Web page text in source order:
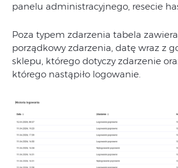
panelu administracyjnego, resecie
Poza typem zdarzenia tabela
porządkowy zdarzenia, datę wraz z
sklepu, którego dotyczy zdarzenie
którego nastąpiło logowanie.